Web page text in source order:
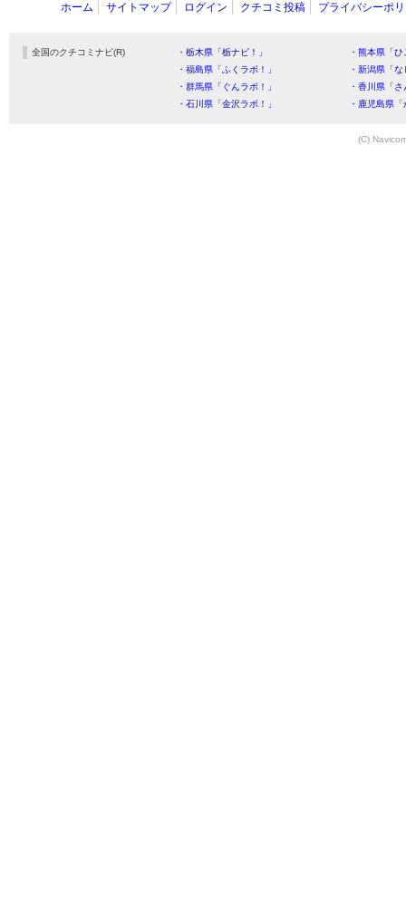
ホーム サイトマップ ログイン クチコミ投稿 プライバシーポ
全国のクチコミナビ(R) ・栃木県「栃ナビ！」
・熊本県「
・福島県「ふくラボ！」
・新潟県「
・群馬県「ぐんラボ！」
・香川県「
・石川県「金沢ラボ！」
・鹿児島県
(C)